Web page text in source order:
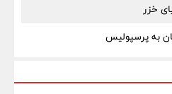
خزر
به پرسپولیس